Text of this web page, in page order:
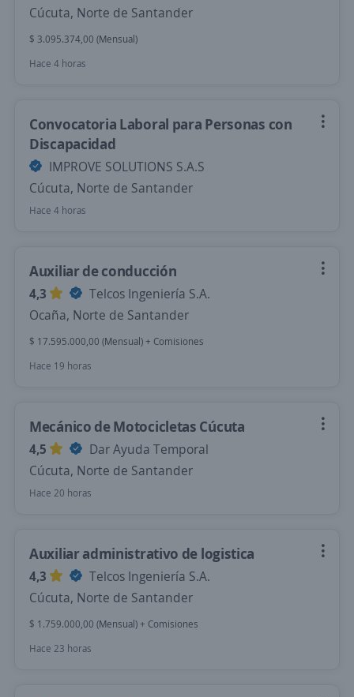
Cúcuta, Norte de Santander
$ 3.095.374,00 (Mensual)
Hace 4 horas
Convocatoria Laboral para Personas con
Discapacidad
IMPROVE SOLUTIONS S.A.S
Cúcuta, Norte de Santander
Hace 4 horas
Auxiliar de conducción
4,3
Telcos Ingeniería S.A.
Ocaña, Norte de Santander
$ 17.595.000,00 (Mensual) + Comisiones
Hace 19 horas
Mecánico de Motocicletas Cúcuta
4,5
Dar Ayuda Temporal
Cúcuta, Norte de Santander
Hace 20 horas
Auxiliar administrativo de logistica
4,3
Telcos Ingeniería S.A.
Cúcuta, Norte de Santander
$ 1.759.000,00 (Mensual) + Comisiones
Hace 23 horas